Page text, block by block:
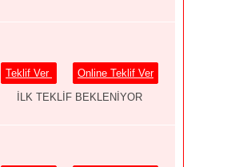
Teklif Ver
Online Teklif Ver
İLK TEKLİF BEKLENİYOR